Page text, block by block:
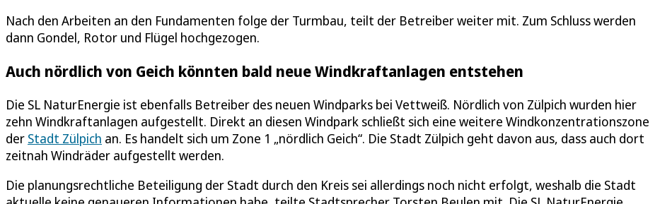
Nach den Arbeiten an den Fundamenten folge der Turmbau, teilt der Betreiber weiter mit. Zum Schluss werden
dann Gondel, Rotor und Flügel hochgezogen.
Auch nördlich von Geich könnten bald neue Windkraftanlagen entstehen
Die SL NaturEnergie ist ebenfalls Betreiber des neuen Windparks bei Vettweiß. Nördlich von Zülpich wurden hier
zehn Windkraftanlagen aufgestellt. Direkt an diesen Windpark schließt sich eine weitere Windkonzentrationszone
der Stadt Zülpich an. Es handelt sich um Zone 1 „nördlich Geich“. Die Stadt Zülpich geht davon aus, dass auch dort
zeitnah Windräder aufgestellt werden.
Die planungsrechtliche Beteiligung der Stadt durch den Kreis sei allerdings noch nicht erfolgt, weshalb die Stadt